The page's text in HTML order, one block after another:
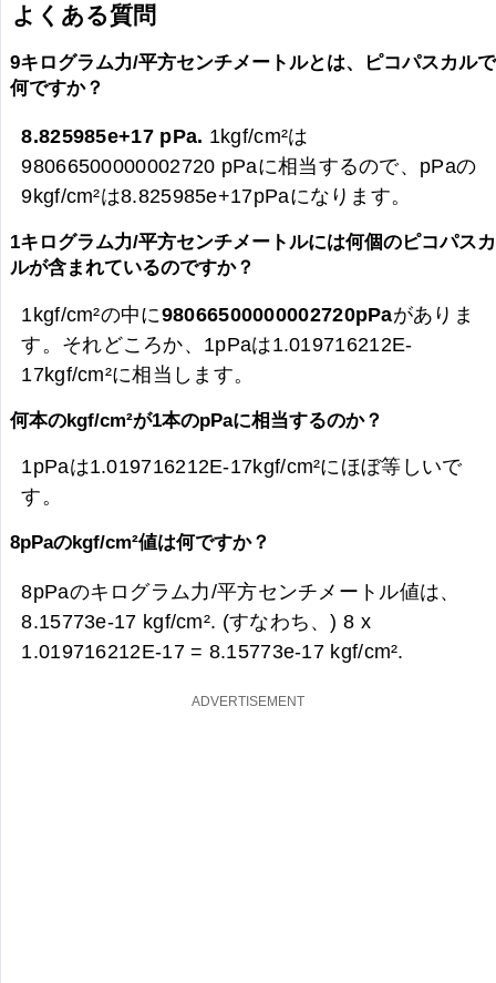
よくある質問
9キログラム力/平方センチメートルとは、ピコパスカルで
何ですか？
8.825985e+17 pPa. 1kgf/cm²は
98066500000002720 pPaに相当するので、pPaの
9kgf/cm²は8.825985e+17pPaになります。
1キログラム力/平方センチメートルには何個のピコパスカ
ルが含まれているのですか？
1kgf/cm²の中に98066500000002720pPaがありま
す。それどころか、1pPaは1.019716212E-
17kgf/cm²に相当します。
何本のkgf/cm²が1本のpPaに相当するのか？
1pPaは1.019716212E-17kgf/cm²にほぼ等しいで
す。
8pPaのkgf/cm²値は何ですか？
8pPaのキログラム力/平方センチメートル値は、
8.15773e-17 kgf/cm². (すなわち、) 8 x
1.019716212E-17 = 8.15773e-17 kgf/cm².